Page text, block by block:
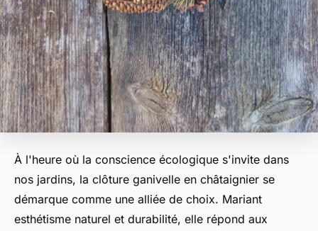
À l'heure où la conscience écologique s'invite dans
nos jardins, la clôture ganivelle en châtaignier se
démarque comme une alliée de choix. Mariant
esthétisme naturel et durabilité, elle répond aux